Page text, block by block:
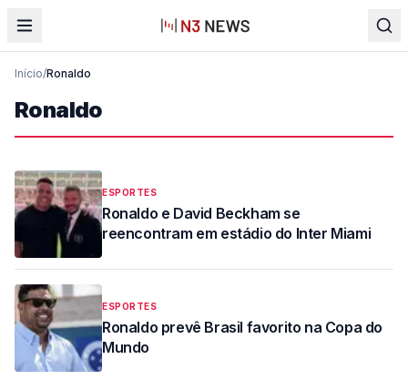
Início/Ronaldo
Ronaldo
ESPORTES
Ronaldo e David Beckham se
reencontram em estádio do Inter Miami
ESPORTES
Ronaldo prevê Brasil favorito na Copa do
Mundo